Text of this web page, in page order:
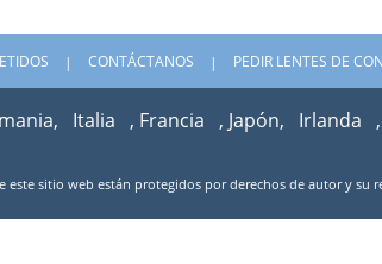
CONTÁCTANOS PEDIR LENTES DE
Italia , Francia , Japón, Irlanda
este sitio web están protegidos por derechos de autor y